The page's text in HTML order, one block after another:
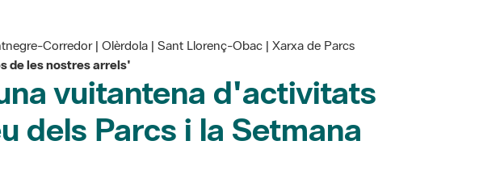
Corredor | Olèrdola | Sant Llorenç-Obac | Xarxa de Parcs
de les nostres arrels'
vuitantena d'activitats
dels Parcs i la Setmana